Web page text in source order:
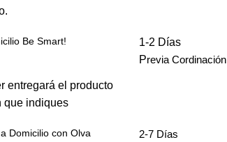
Be Smart!
entregará el producto
que indiques
1-2 Días
Previa Cordinación
Domicilio con Olva
2-7 Días